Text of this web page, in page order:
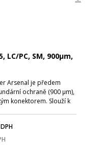
PC, SM, 900µm,
Arsenal je předem
ochraně (900 µm),
konektorem. Slouží k